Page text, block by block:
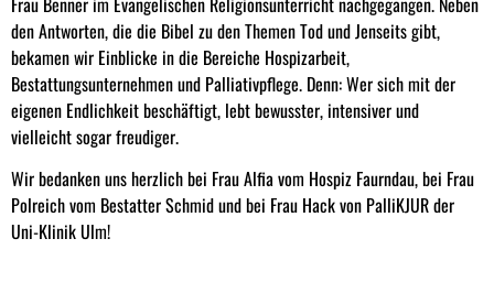
den Antworten, die die Bibel zu den Themen Tod und Jenseits gibt,
bekamen wir Einblicke in die Bereiche Hospizarbeit,
Bestattungsunternehmen und Palliativpflege. Denn: Wer sich mit der
eigenen Endlichkeit beschäftigt, lebt bewusster, intensiver und
vielleicht sogar freudiger.
Wir bedanken uns herzlich bei Frau Alfia vom Hospiz Faurndau, bei Frau
Polreich vom Bestatter Schmid und bei Frau Hack von PalliKJUR der
Uni-Klinik Ulm!